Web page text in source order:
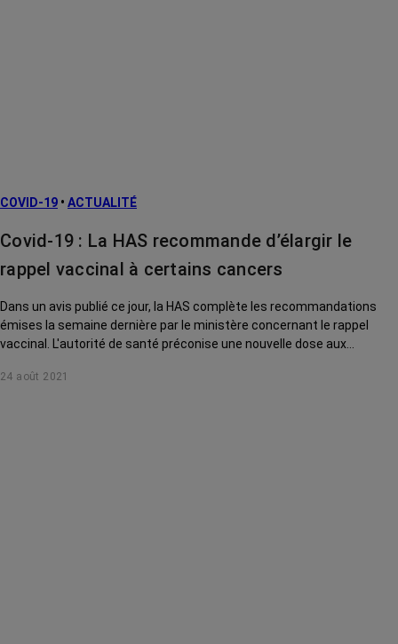
COVID-19 • ACTUALITÉ
Covid-19 : La HAS recommande d’élargir le
rappel vaccinal à certains cancers
Dans un avis publié ce jour, la HAS complète les recommandations
émises la semaine dernière par le ministère concernant le rappel
vaccinal. L'autorité de santé préconise une nouvelle dose aux
personnes atteintes d'un cancer hématologique ou en progression
24 août 2021